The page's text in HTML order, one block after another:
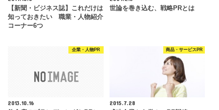
【新聞・ビジネス誌】これだけは
知っておきたい 職業・人物紹介
コーナー6つ
世論を巻き込む、戦略PRとは
企業・人物PR
2013.10.16
商品・サービスPR
2015.7.28